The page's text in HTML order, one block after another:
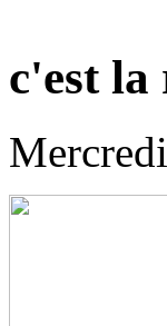
c'est la